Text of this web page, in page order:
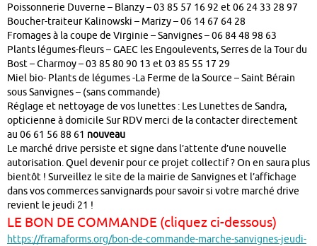
Poissonnerie Duverne – Blanzy – 03 85 57 16 92 et 06 24 33 28 97
Boucher-traiteur Kalinowski – Marizy – 06 14 67 64 28
Fromages à la coupe de Virginie – Sanvignes – 06 84 48 98 63
Plants légumes-fleurs – GAEC les Engoulevents, Serres de la Tour du
Bost – Charmoy – 03 85 80 90 13 et 03 85 55 17 29
Miel bio- Plants de légumes -La Ferme de la Source – Saint Bérain
sous Sanvignes – (sans commande)
Réglage et nettoyage de vos lunettes : Les Lunettes de Sandra,
opticienne à domicile Sur RDV merci de la contacter directement
au 06 61 56 88 61 nouveau
Le marché drive persiste et signe dans l’attente d’une nouvelle
autorisation. Quel devenir pour ce projet collectif ? On en saura plus
bientôt ! Surveillez le site de la mairie de Sanvignes et l’affichage
dans vos commerces sanvignards pour savoir si votre marché drive
revient le jeudi 21 !
LE BON DE COMMANDE (cliquez ci-dessous)
https://framaforms.org/bon-de-commande-marche-sanvignes-jeudi-